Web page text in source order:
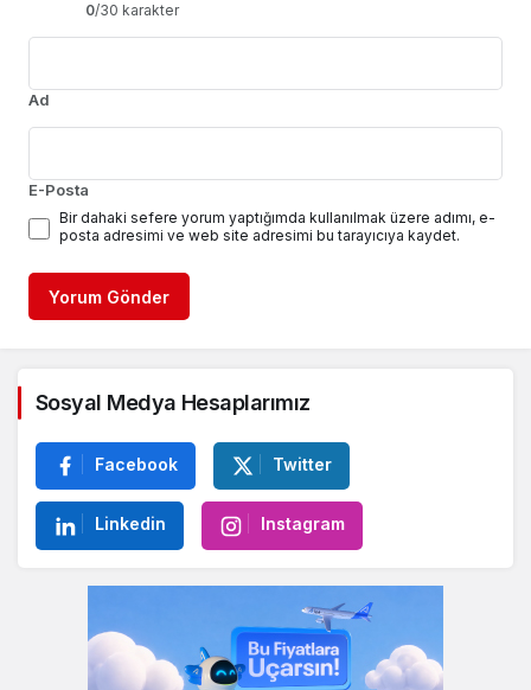
0/30 karakter
Ad
E-Posta
Bir dahaki sefere yorum yaptığımda kullanılmak üzere adımı, e-
posta adresimi ve web site adresimi bu tarayıcıya kaydet.
Yorum Gönder
Sosyal Medya Hesaplarımız
Facebook Twitter
Linkedin Instagram